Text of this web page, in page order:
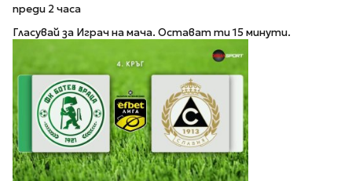
преди 2 часа
Гласувай за Играч на мача. Остават ти 15 минути.